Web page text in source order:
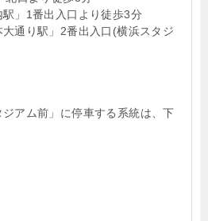
駅」1番出入口より徒歩3分
大通り駅」2番出入口(横浜スタジ
アム前」に停車する系統は、下